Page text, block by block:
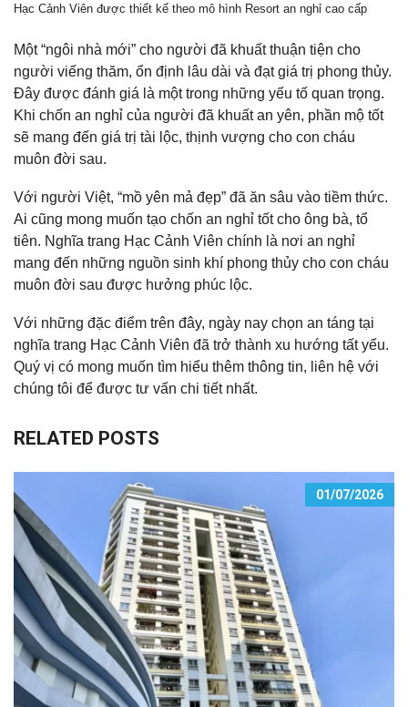
Hạc Cảnh Viên được thiết kế theo mô hình Resort an nghỉ cao cấp
Một “ngôi nhà mới” cho người đã khuất thuận tiện cho
người viếng thăm, ổn định lâu dài và đạt giá trị phong thủy.
Đây được đánh giá là một trong những yếu tố quan trọng.
Khi chốn an nghỉ của người đã khuất an yên, phần mộ tốt
sẽ mang đến giá trị tài lộc, thịnh vượng cho con cháu
muôn đời sau.
Với người Việt, “mồ yên mả đẹp” đã ăn sâu vào tiềm thức.
Ai cũng mong muốn tạo chốn an nghỉ tốt cho ông bà, tổ
tiên. Nghĩa trang Hạc Cảnh Viên chính là nơi an nghỉ
mang đến những nguồn sinh khí phong thủy cho con cháu
muôn đời sau được hưởng phúc lộc.
Với những đặc điểm trên đây, ngày nay chọn an táng tại
nghĩa trang Hạc Cảnh Viên đã trở thành xu hướng tất yếu.
Quý vị có mong muốn tìm hiểu thêm thông tin, liên hệ với
chúng tôi để được tư vấn chi tiết nhất.
RELATED POSTS
01/07/2026